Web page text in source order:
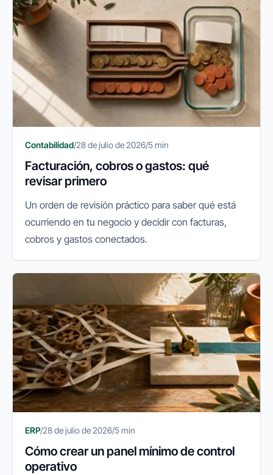
Contabilidad/28 de julio de 2026/5 min
Facturación, cobros o gastos: qué
revisar primero
Un orden de revisión práctico para saber qué está
ocurriendo en tu negocio y decidir con facturas,
cobros y gastos conectados.
ERP/28 de julio de 2026/5 min
Cómo crear un panel mínimo de control
operativo